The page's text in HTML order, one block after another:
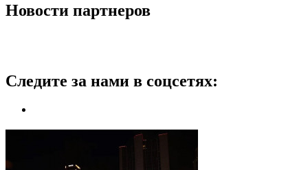
Новости партнеров
Следите за нами в соцсетях: